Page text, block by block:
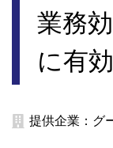
業務
に有
提供企業：グ